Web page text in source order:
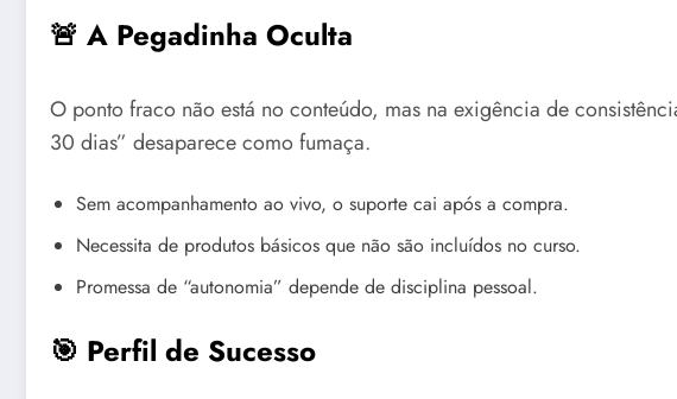
🚨 A Pegadinha Oculta
O ponto fraco não está no conteúdo, mas na exigência de
30 dias” desaparece como fumaça.
Sem acompanhamento ao vivo, o suporte cai após a compra.
Necessita de produtos básicos que não são incluídos no curso.
Promessa de “autonomia” depende de disciplina pessoal.
🎯 Perfil de Sucesso